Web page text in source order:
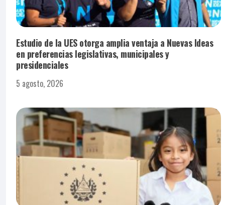
Estudio de la UES otorga amplia ventaja a Nuevas Ideas
en preferencias legislativas, municipales y
presidenciales
5 agosto, 2026